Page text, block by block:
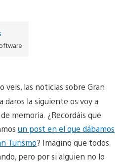
veis, las noticias sobre Gran
daros la siguiente os voy a
memoria. ¿Recordáis que
un post en el que dábamos
Turismo? Imagino que todos
pero por si alguien no lo